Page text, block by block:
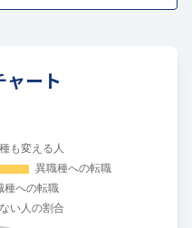
ート